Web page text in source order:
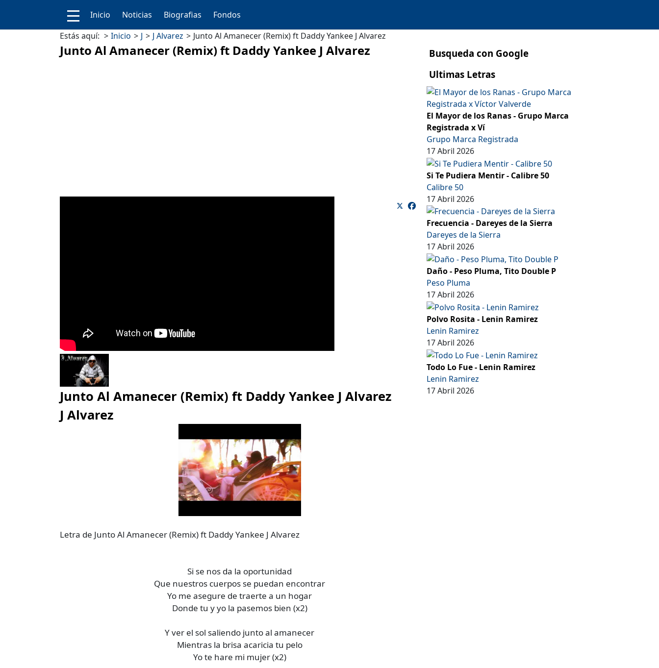
Inicio Noticias Biografias
Fondos
Estás aquí:
Inicio J J Alvarez Junto Al Amanecer (Remix) ft Daddy Yankee J Alvarez
Junto Al Amanecer (Remix) ft Daddy Yankee J Alvarez
Junto Al Amanecer (Remix) ft Daddy Yankee J Alvarez
J Alvarez
Letra de Junto Al Amanecer (Remix) ft Daddy Yankee J Alvarez
Si se nos da la oportunidad
Que nuestros cuerpos se puedan encontrar
Yo me asegure de traerte a un hogar
Donde tu y yo la pasemos bien (x2)
Y ver el sol saliendo junto al amanecer
Mientras la brisa acaricia tu pelo
Yo te hare mi mujer (x2)
Busqueda con Google
Ultimas Letras
El Mayor de los Ranas - Grupo Marca
Registrada x Ví
Grupo Marca Registrada
17 Abril 2026
Si Te Pudiera Mentir - Calibre 50
Calibre 50
17 Abril 2026
Frecuencia - Dareyes de la Sierra
Dareyes de la Sierra
17 Abril 2026
Daño - Peso Pluma, Tito Double P
Peso Pluma
17 Abril 2026
Polvo Rosita - Lenin Ramirez
Lenin Ramirez
17 Abril 2026
Todo Lo Fue - Lenin Ramirez
Lenin Ramirez
17 Abril 2026